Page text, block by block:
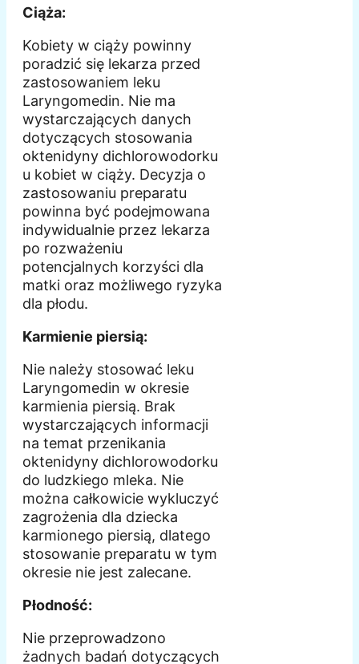
Ciąża:
Kobiety w ciąży powinny
poradzić się lekarza przed
zastosowaniem leku
Laryngomedin. Nie ma
wystarczających danych
dotyczących stosowania
oktenidyny dichlorowodorku
u kobiet w ciąży. Decyzja o
zastosowaniu preparatu
powinna być podejmowana
indywidualnie przez lekarza
po rozważeniu
potencjalnych korzyści dla
matki oraz możliwego ryzyka
dla płodu.
Karmienie piersią:
Nie należy stosować leku
Laryngomedin w okresie
karmienia piersią. Brak
wystarczających informacji
na temat przenikania
oktenidyny dichlorowodorku
do ludzkiego mleka. Nie
można całkowicie wykluczyć
zagrożenia dla dziecka
karmionego piersią, dlatego
stosowanie preparatu w tym
okresie nie jest zalecane.
Płodność:
Nie przeprowadzono
żadnych badań dotyczących